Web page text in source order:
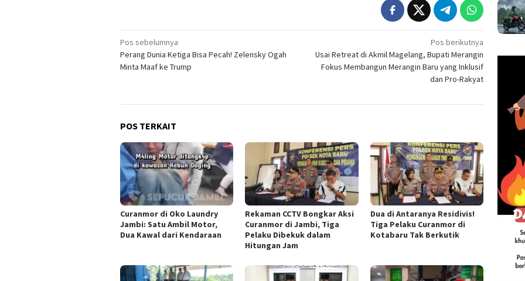
Navigasi
pos
Pos sebelumnya
Perang Dunia Ketiga Bisa Pecah! Zelensky Ogah
Minta Maaf ke Trump
Pos berikutnya
Usai Retreat di Akmil Magelang, Bupati Merangin
Fokus Membangun Merangin Baru yang Inklusif
dan Pro-Rakyat
POS TERKAIT
Curanmor di Oko Laundry
Jambi: Satu Ambil Motor,
Dua Kawal dari Kendaraan
Rekaman CCTV Bongkar Aksi
Curanmor di Jambi, Tiga
Pelaku Dibekuk dalam
Hitungan Jam
Dua di Antaranya Residivis!
Tiga Pelaku Curanmor di
Kotabaru Tak Berkutik